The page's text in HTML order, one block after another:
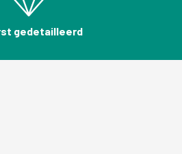
gedetailleerd